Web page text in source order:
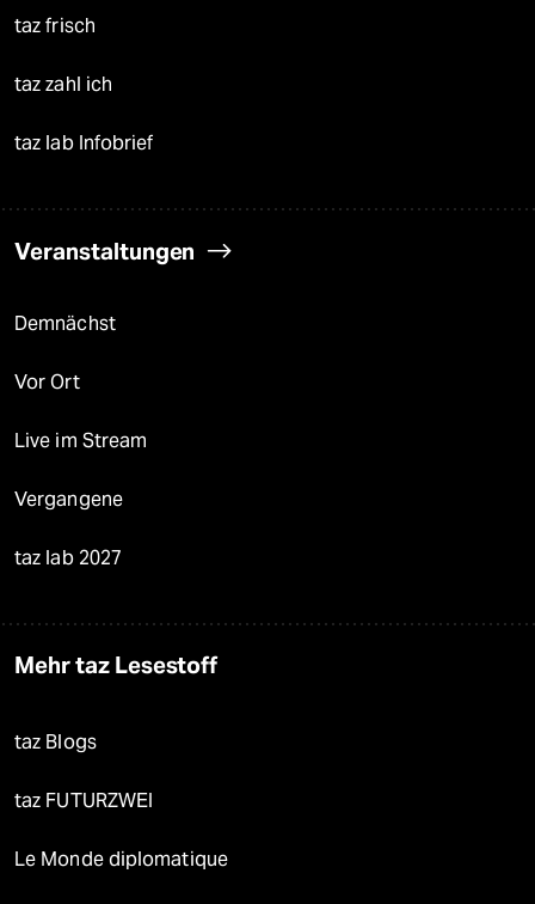
taz frisch
taz zahl ich
taz lab Infobrief
Veranstaltungen
Demnächst
Vor Ort
Live im Stream
Vergangene
taz lab 2027
Mehr taz Lesestoff
taz Blogs
taz FUTURZWEI
Le Monde diplomatique